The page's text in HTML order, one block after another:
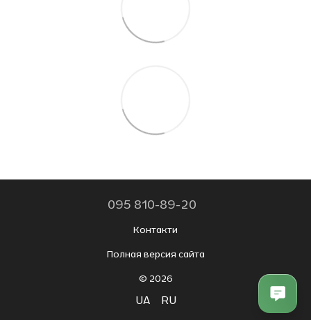
095 810-89-20
Контакти
Полная версия сайта
© 2026
UA RU